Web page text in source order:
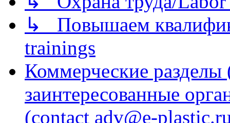
↳ Повышаем
trainings
Коммерческие
заинтересованные
(contact adv@e-